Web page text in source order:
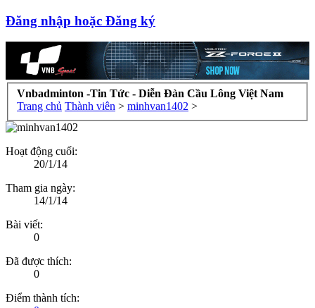
Đăng nhập hoặc Đăng ký
Vnbadminton -Tin Tức - Diễn Đàn Cầu Lông Việt Nam
Trang chủ Thành viên > minhvan1402 >
Hoạt động cuối:
20/1/14
Tham gia ngày:
14/1/14
Bài viết:
0
Đã được thích:
0
Điểm thành tích: